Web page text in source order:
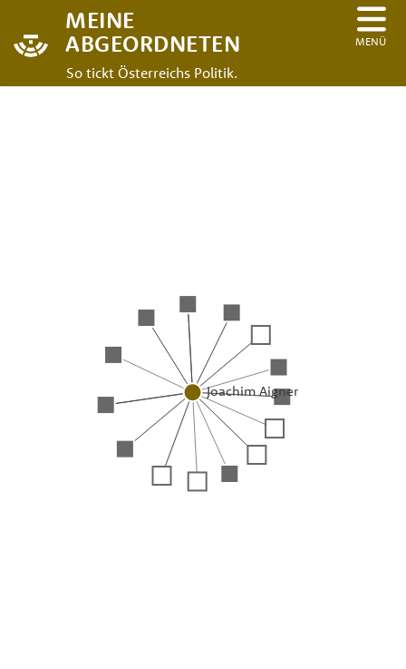
MEINE
ABGEORDNETEN
So tickt Österreichs Politik.
MENÜ
Joachim Aigner